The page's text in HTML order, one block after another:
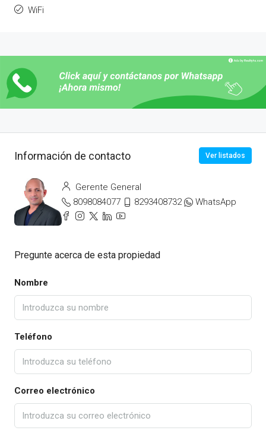
WiFi
Información de contacto Ver listados
Gerente General
8098084077
8293408732 WhatsApp
Pregunte acerca de esta propiedad
Nombre
Teléfono
Correo electrónico